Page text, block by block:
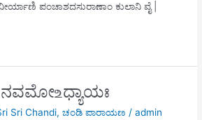
ಪಂಚಾಶದಸುರಾಣಾಂ ಕುಲಾನಿ ವೈ |
ನವಮೋ ‌உಧ್ಯಾಯಃ
Sri Chandi,ಚಂಡಿ ಪಾರಾಯಣ /admin